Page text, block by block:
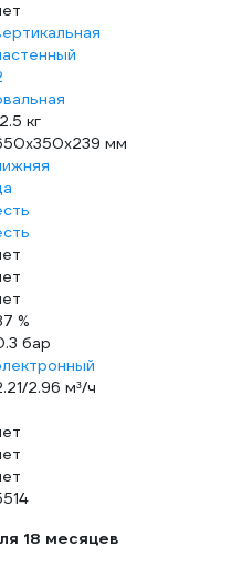
кг
мм
%
бар
2.96 м³/ч
18 месяцев